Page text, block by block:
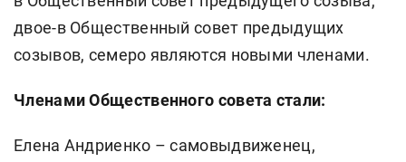
двое-в Общественный совет предыдущих
созывов, семеро являются новыми членами.
Членами Общественного совета стали:
Елена Андриенко – самовыдвиженец,